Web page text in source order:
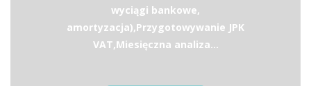
wyciągi bankowe,
amortyzacja),Przygotowywanie JPK
VAT,Miesięczna analiza...